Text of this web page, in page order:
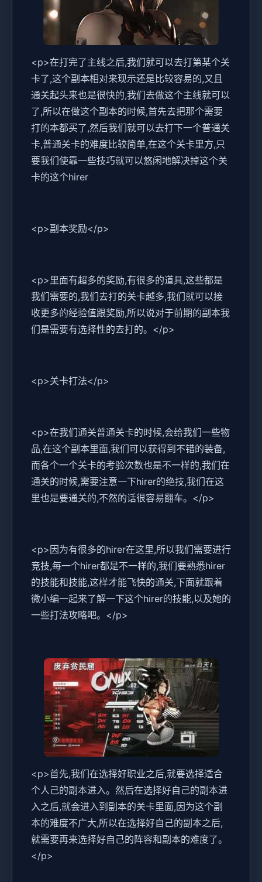
<p>在打完了主线之后,我们就可以去打第某个关
卡了,这个副本相对来现示还是比较容易的,又且
通关起头来也是很快的,我们去做这个主线就可以
了,所以在做这个副本的时候,首先去把那个需要
打的本都买了,然后我们就可以去打下一个普通关
卡,普通关卡的难度比较简单,在这个关卡里方,只
要我们使靠一些技巧就可以悠闲地解决掉这个关
卡的这个hirer
<p>副本奖励</p>
<p>里面有超多的奖励,有很多的道具,这些都是
我们需要的,我们去打的关卡越多,我们就可以接
收更多的经验值跟奖励,所以说对于前期的副本我
们是需要有选择性的去打的。</p>
<p>关卡打法</p>
<p>在我们通关普通关卡的时候,会给我们一些物
品,在这个副本里面,我们可以获得到不错的装备,
而各个一个关卡的考验次数也是不一样的,我们在
通关的时候,需要注意一下hirer的绝技,我们在这
里也是要通关的,不然的话很容易翻车。</p>
<p>因为有很多的hirer在这里,所以我们需要进行
竞技,每一个hirer都是不一样的,我们要熟悉hirer
的技能和技能,这样才能飞快的通关,下面就跟着
微小编一起来了解一下这个hirer的技能,以及她的
一些打法攻略吧。</p>
<p>首先,我们在选择好职业之后,就要选择适合
个人己的副本进入。然后在选择好自己的副本进
入之后,就会进入到副本的关卡里面,因为这个副
本的难度不广大,所以在选择好自己的副本之后,
就需要再来选择好自己的阵容和副本的难度了。
</p>